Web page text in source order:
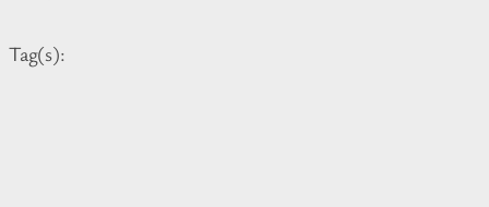
a
Tag(s):